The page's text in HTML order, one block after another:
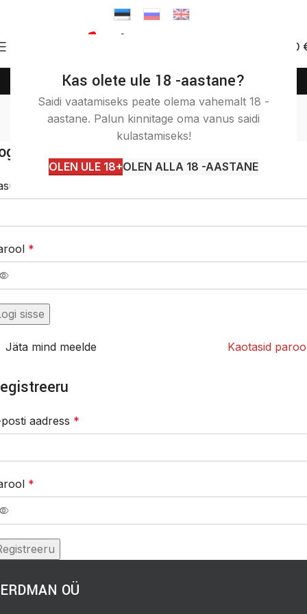
Kas olete ule 18 -aastane?
Saidi vaatamiseks peate olema vahemalt 18 -
aastane. Palun kinnitage oma vanus saidi
kulastamiseks!
OLEN ULE 18+OLEN ALLA 18 -AASTANE
0.00
(+372) 58 58 50 46info@itashop.ee
Minu konto
Avaleht Minu konto
sisse
või e-posti aadress
*
sisse
Kaotasid
Jäta mind meelde
aadress *
*
ERDMAN OÜ